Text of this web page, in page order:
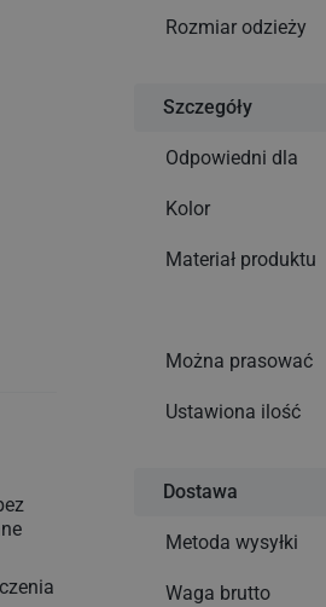
Rozmiar odzieży
Szczegóły
Odpowiedni dla
Kolor
Materiał produktu
Można prasować
Ustawiona ilość
Dostawa
Metoda wysyłki
Waga brutto